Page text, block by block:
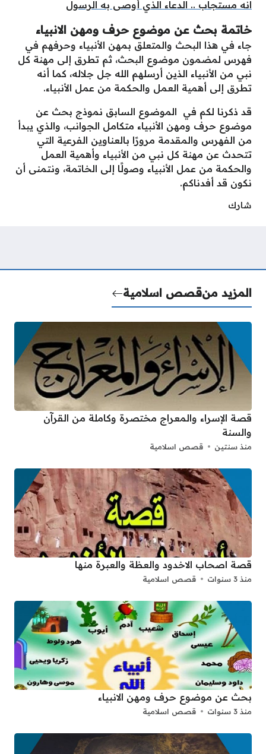
انه مستجاب .. الدعاء الذي أوصى به الرسول
خاتمة بحث عن موضوع حرف ومهن الانبياء
جاء في هذا البحث والمتعلق بمهن الأنبياء وحرفهم في
فهرس لمضمون موضوع البحث، ثم تطرق إلى مهنة كل
نبي من الأنبياء الذين أرسلهم الله جل جلاله، كما أنه
تطرق إلى أهمية العمل والحكمة من عمل الأنبياء.
قد ذكرنا لكم في الموضوع السابق نموذج بحث عن
موضوع حرف ومهن الأنبياء متكامل الجوانب، والذي يبدأ
من الفهرس والمقدمة مرورًا بالعناوين الفرعية التي
تتحدث عن مهنة كل نبي من الأنبياء وأهمية العمل
والحكمة من عمل الأنبياء وصولًا إلى الخاتمة، ونتمنى أن
نكون قد أفدناكم.
شارك
المزيد منقصص اسلامية
قصة الإسراء والمعراج مختصرة وكاملة من القرآن
والسنة
منذ سنتين قصص اسلامية
قصة اصحاب الاخدود والعظة والعبرة منها
منذ 3 سنوات قصص اسلامية
بحث عن موضوع حرف ومهن الانبياء
منذ 3 سنوات قصص اسلامية